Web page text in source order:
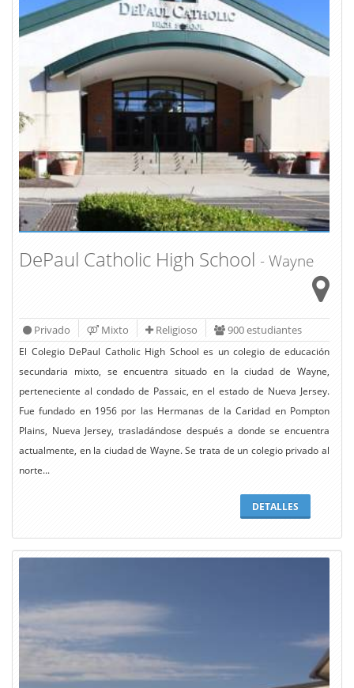
DePaul Catholic High School - Wayne
Privado Mixto Religioso 900 estudiantes
El Colegio DePaul Catholic High School es un colegio de educación
secundaria mixto, se encuentra situado en la ciudad de Wayne,
perteneciente al condado de Passaic, en el estado de Nueva Jersey.
Fue fundado en 1956 por las Hermanas de la Caridad en Pompton
Plains, Nueva Jersey, trasladándose después a donde se encuentra
actualmente, en la ciudad de Wayne. Se trata de un colegio privado al
norte...
DETALLES